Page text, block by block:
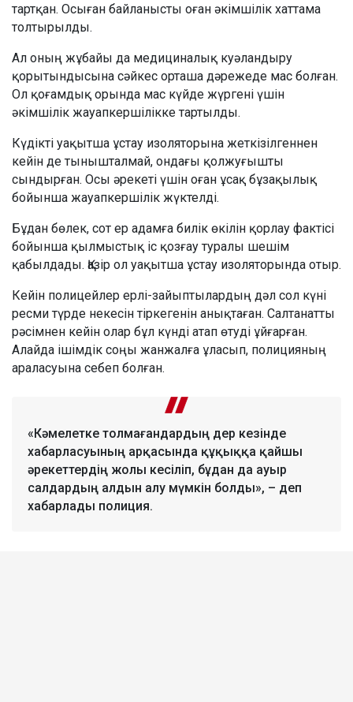
тартқан. Осыған байланысты оған әкімшілік хаттама
толтырылды.
Ал оның жұбайы да медициналық куәландыру
қорытындысына сәйкес орташа дәрежеде мас болған.
Ол қоғамдық орында мас күйде жүргені үшін
әкімшілік жауапкершілікке тартылды.
Күдікті уақытша ұстау изоляторына жеткізілгеннен
кейін де тынышталмай, ондағы қолжуғышты
сындырған. Осы әрекеті үшін оған ұсақ бұзақылық
бойынша жауапкершілік жүктелді.
Бұдан бөлек, сот ер адамға билік өкілін қорлау фактісі
бойынша қылмыстық іс қозғау туралы шешім
қабылдады. Қазір ол уақытша ұстау изоляторында отыр.
Кейін полицейлер ерлі-зайыптылардың дәл сол күні
ресми түрде некесін тіркегенін анықтаған. Салтанатты
рәсімнен кейін олар бұл күнді атап өтуді ұйғарған.
Алайда ішімдік соңы жанжалға ұласып, полицияның
араласуына себеп болған.
«Кәмелетке толмағандардың дер кезінде
хабарласуының арқасында құқыққа қайшы
әрекеттердің жолы кесіліп, бұдан да ауыр
салдардың алдын алу мүмкін болды», – деп
хабарлады полиция.